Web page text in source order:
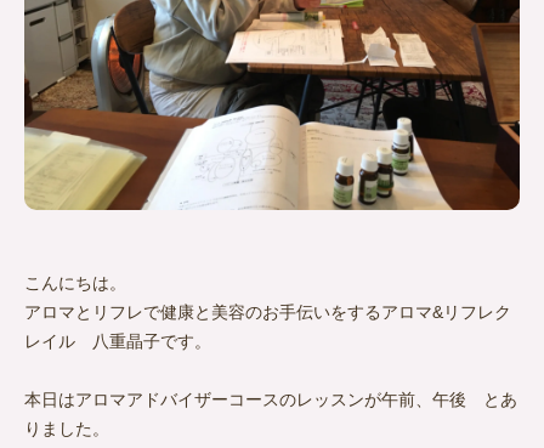
こんにちは。
アロマとリフレで健康と美容のお手伝いをするアロマ&リフレク
レイル 八重晶子です。
本日はアロマアドバイザーコースのレッスンが午前、午後 とあ
りました。